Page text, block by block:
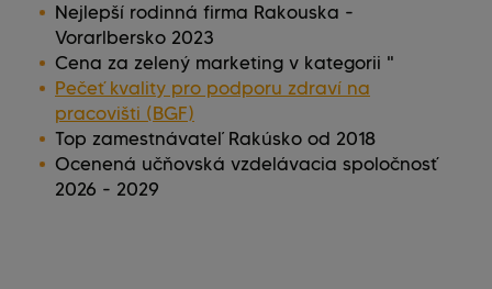
Nejlepší rodinná firma Rakouska -
Vorarlbersko 2023
Cena za zelený marketing v kategorii "
Pečeť kvality pro podporu zdraví na
pracovišti (BGF)
Top zamestnávateľ Rakúsko od 2018
Ocenená učňovská vzdelávacia spoločnosť
2026 - 2029